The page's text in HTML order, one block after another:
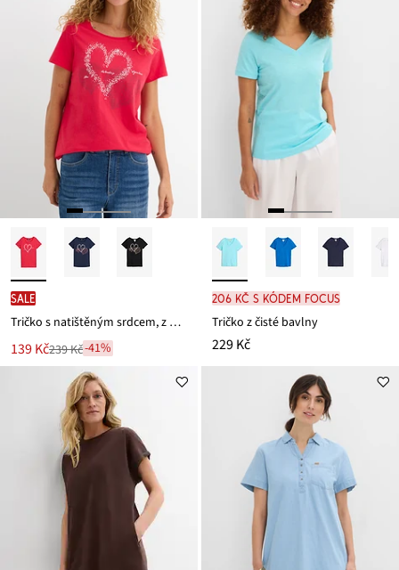
SALE
Tričko s natištěným srdcem, z organické bavlny
Nová
cena
139 Kč
Zlevněno239 Kč-41%
206 Kč s kódem FOCUS
Tričko z čisté bavlny
229 Kč